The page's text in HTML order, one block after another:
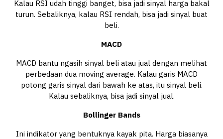
Kalau RSI udah tinggi banget, bisa jadi sinyal harga bakal
turun. Sebaliknya, kalau RSI rendah, bisa jadi sinyal buat
beli.
MACD
MACD bantu ngasih sinyal beli atau jual dengan melihat
perbedaan dua moving average. Kalau garis MACD
potong garis sinyal dari bawah ke atas, itu sinyal beli.
Kalau sebaliknya, bisa jadi sinyal jual.
Bollinger Bands
Ini indikator yang bentuknya kayak pita. Harga biasanya